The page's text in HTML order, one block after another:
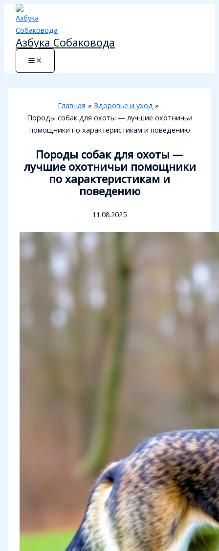
Перейти
содержимому
Азбука Собаковода
Главная
Здоровье и уход
Породы собак для охоты — лучшие охотничьи
помощники по характеристикам и поведению
Породы собак для охоты —
лучшие охотничьи помощники
по характеристикам и
поведению
11.08.2025